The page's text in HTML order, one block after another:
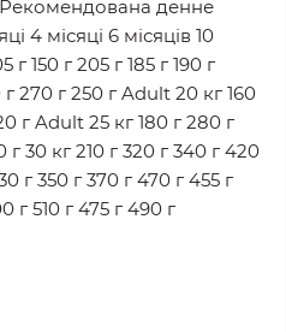
денне
4 місяці 6 місяців 10
г 150 г 205 г 185 г 190 г
г 270 г 250 г Adult 20 кг 160
г Adult 25 кг 180 г 280 г
г 30 кг 210 г 320 г 340 г 420
г 350 г 370 г 470 г 455 г
г 510 г 475 г 490 г